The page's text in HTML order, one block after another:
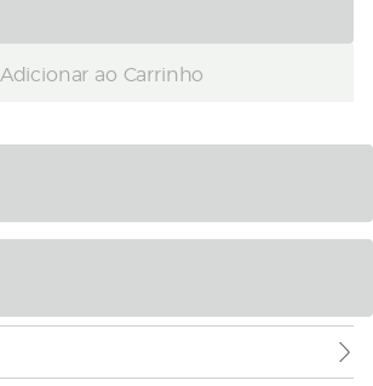
Adicionar ao Carrinho